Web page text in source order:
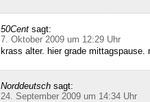
50Cent sagt:
7. Oktober 2009 um 12:29 Uhr
krass alter. hier grade
Norddeutsch sagt:
24. September 2009 um 14:34 Uhr